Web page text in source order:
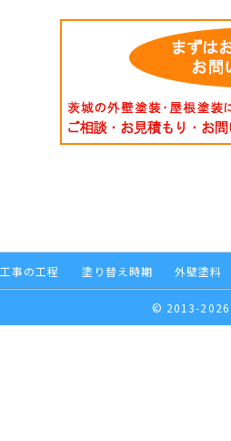
事の工程 塗り替え時期 外壁塗料
© 2013-2026